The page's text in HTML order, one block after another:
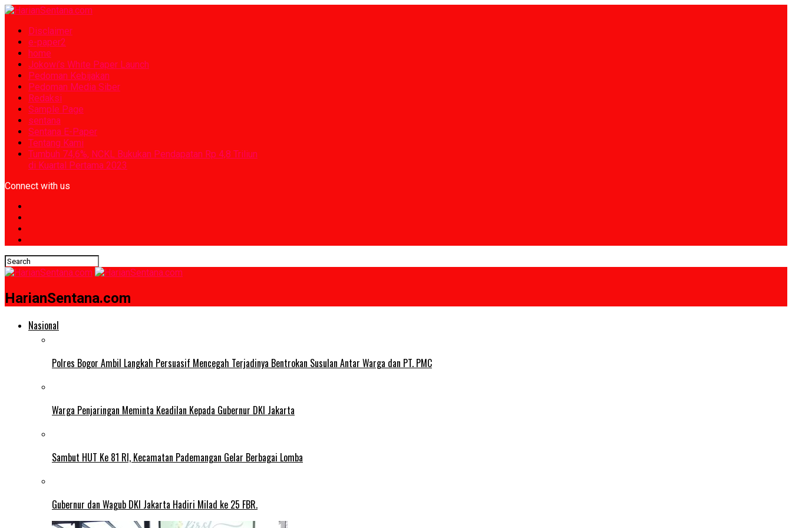
Disclaimer
e-paper2
home
Jokowi’s White Paper Launch
Pedoman Kebijakan
Pedoman Media Siber
Redaksi
Sample Page
sentana
Sentana E-Paper
Tentang Kami
Tumbuh 74,6%, NCKL Bukukan Pendapatan Rp 4,8 Triliun
di Kuartal Pertama 2023
Connect with us
HarianSentana.com
Nasional
Polres Bogor Ambil Langkah Persuasif Mencegah Terjadinya Bentrokan Susulan Antar Warga dan PT. PMC
Warga Penjaringan Meminta Keadilan Kepada Gubernur DKI Jakarta
Sambut HUT Ke 81 RI, Kecamatan Pademangan Gelar Berbagai Lomba
Gubernur dan Wagub DKI Jakarta Hadiri Milad ke 25 FBR.